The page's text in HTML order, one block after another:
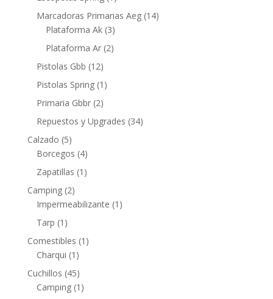
Marcadoras Primarias Aeg (14)
Plataforma Ak (3)
Plataforma Ar (2)
Pistolas Gbb (12)
Pistolas Spring (1)
Primaria Gbbr (2)
Repuestos y Upgrades (34)
Calzado (5)
Borcegos (4)
Zapatillas (1)
Camping (2)
Impermeabilizante (1)
Tarp (1)
Comestibles (1)
Charqui (1)
Cuchillos (45)
Camping (1)